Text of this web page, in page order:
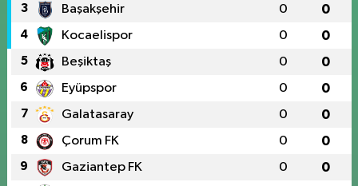
3 Başakşehir 0 0
4 Kocaelispor 0 0
5 Beşiktaş 0 0
6 Eyüpspor 0 0
7 Galatasaray 0 0
8 Çorum FK 0 0
9 Gaziantep FK 0 0